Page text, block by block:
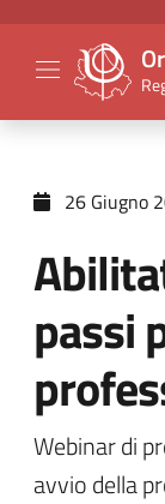
26 Giugno
passi
Webinar di
avvio della